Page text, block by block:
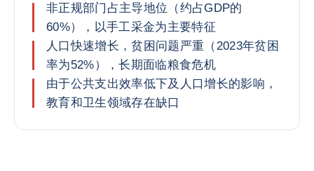
非正规部门占主导地位（约占GDP的
60%），以手工采金为主要特征
人口快速增长，贫困问题严重（2023年贫困
率为52%），长期面临粮食危机
由于公共支出效率低下及人口增长的影响，
教育和卫生领域存在缺口